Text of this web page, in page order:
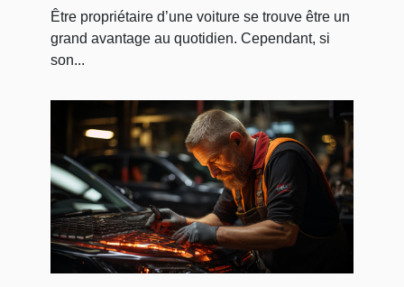
Être propriétaire d’une voiture se trouve être un
grand avantage au quotidien. Cependant, si
son...